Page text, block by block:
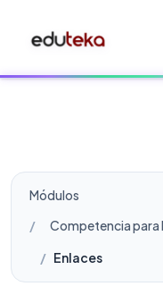
Módulos
Competencia para
Enlaces